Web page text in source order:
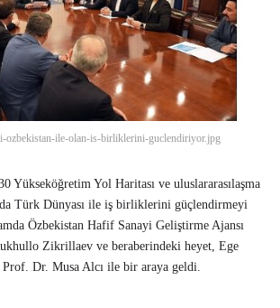
ozbekistan-ile-olan-is-birliklerini-guclendiriyor.jpg
Yükseköğretim Yol Haritası ve uluslararasılaşma
Türk Dünyası ile iş birliklerini güçlendirmeyi
Özbekistan Hafif Sanayi Geliştirme Ajansı
Zikrillaev ve beraberindeki heyet, Ege
Dr. Musa Alcı ile bir araya geldi.